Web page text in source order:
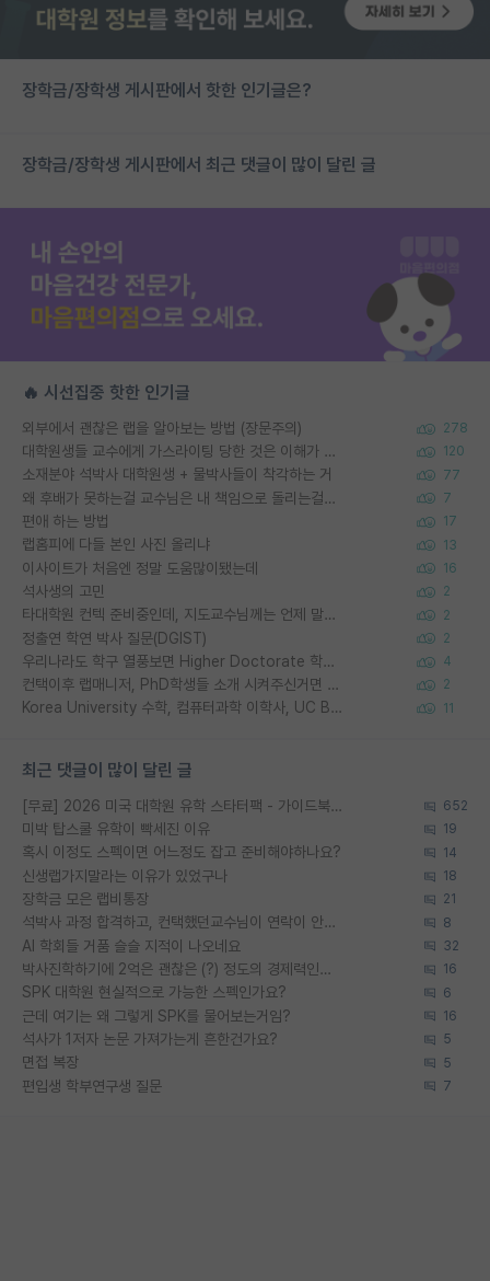
장학금/장학생 게시판에서 핫한 인기글은?
장학금/장학생 게시판에서 최근 댓글이 많이 달린 글
🔥 시선집중 핫한 인기글
외부에서 괜찮은 랩을 알아보는 방법 (장문주의) 278
대학원생들 교수에게 가스라이팅 당한 것은 이해가 갑니다. 안타깝네요. 120
소재분야 석박사 대학원생 + 물박사들이 착각하는 거 77
왜 후배가 못하는걸 교수님은 내 책임으로 돌리는걸까요? 7
편애 하는 방법 17
랩홈피에 다들 본인 사진 올리냐 13
이사이트가 처음엔 정말 도움많이됐는데 16
석사생의 고민 2
타대학원 컨텍 준비중인데, 지도교수님께는 언제 말씀드려야 할까요? 2
정출연 학연 박사 질문(DGIST) 2
우리나라도 학구 열풍보면 Higher Doctorate 학위가 필요하다고 봅니다. 4
컨택이후 랩매니저, PhD학생들 소개 시켜주신거면 거의 컨펌에 가깝나요? 2
Korea University 수학, 컴퓨터과학 이학사, UC Berkeley 산업공학 대학원 공학박사가 되는 것은 쉽지 않겠죠? 11
최근 댓글이 많이 달린 글
[무료] 2026 미국 대학원 유학 스타터팩 - 가이드북 & 합격자 컨택메일 템플릿 652
미박 탑스쿨 유학이 빡세진 이유 19
혹시 이정도 스펙이면 어느정도 잡고 준비해야하나요? 14
신생랩가지말라는 이유가 있었구나 18
장학금 모은 랩비통장 21
석박사 과정 합격하고, 컨택했던교수님이 연락이 안됩니다... 8
AI 학회들 거품 슬슬 지적이 나오네요 32
박사진학하기에 2억은 괜찮은 (?) 정도의 경제력인가요 16
SPK 대학원 현실적으로 가능한 스펙인가요? 6
근데 여기는 왜 그렇게 SPK를 물어보는거임? 16
석사가 1저자 논문 가져가는게 흔한건가요? 5
면접 복장 5
편입생 학부연구생 질문 7